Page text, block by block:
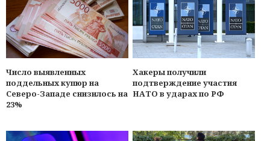
Число выявленных
поддельных купюр на
Северо-Западе снизилось на
23%
Хакеры получили
подтверждение участия
НАТО в ударах по РФ